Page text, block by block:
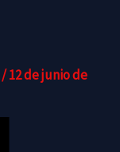
/12 de junio de